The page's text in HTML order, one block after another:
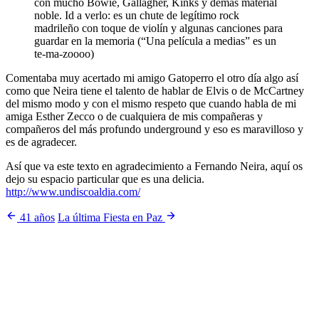
con mucho Bowie, Gallagher, Kinks y demás material
noble. Id a verlo: es un chute de legítimo rock
madrileño con toque de violín y algunas canciones para
guardar en la memoria (“Una película a medias” es un
te-ma-zoooo)
Comentaba muy acertado mi amigo Gatoperro el otro día algo así
como que Neira tiene el talento de hablar de Elvis o de McCartney
del mismo modo y con el mismo respeto que cuando habla de mi
amiga Esther Zecco o de cualquiera de mis compañeras y
compañeros del más profundo underground y eso es maravilloso y
es de agradecer.
Así que va este texto en agradecimiento a Fernando Neira, aquí os
dejo su espacio particular que es una delicia.
http://www.undiscoaldia.com/
41 años La última Fiesta en Paz